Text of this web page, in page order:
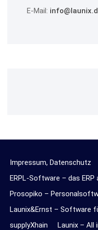
E-Mail:
Impressum, Datenschutz
ERPL-Software – das ERP
Prosopiko –
Launix&Ernst – Software
supplyXhain
Launix – All